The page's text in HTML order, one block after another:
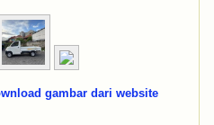
gambar dari website